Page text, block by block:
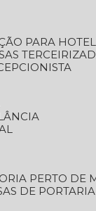
PARA HOTEL
PERTO DE
DE